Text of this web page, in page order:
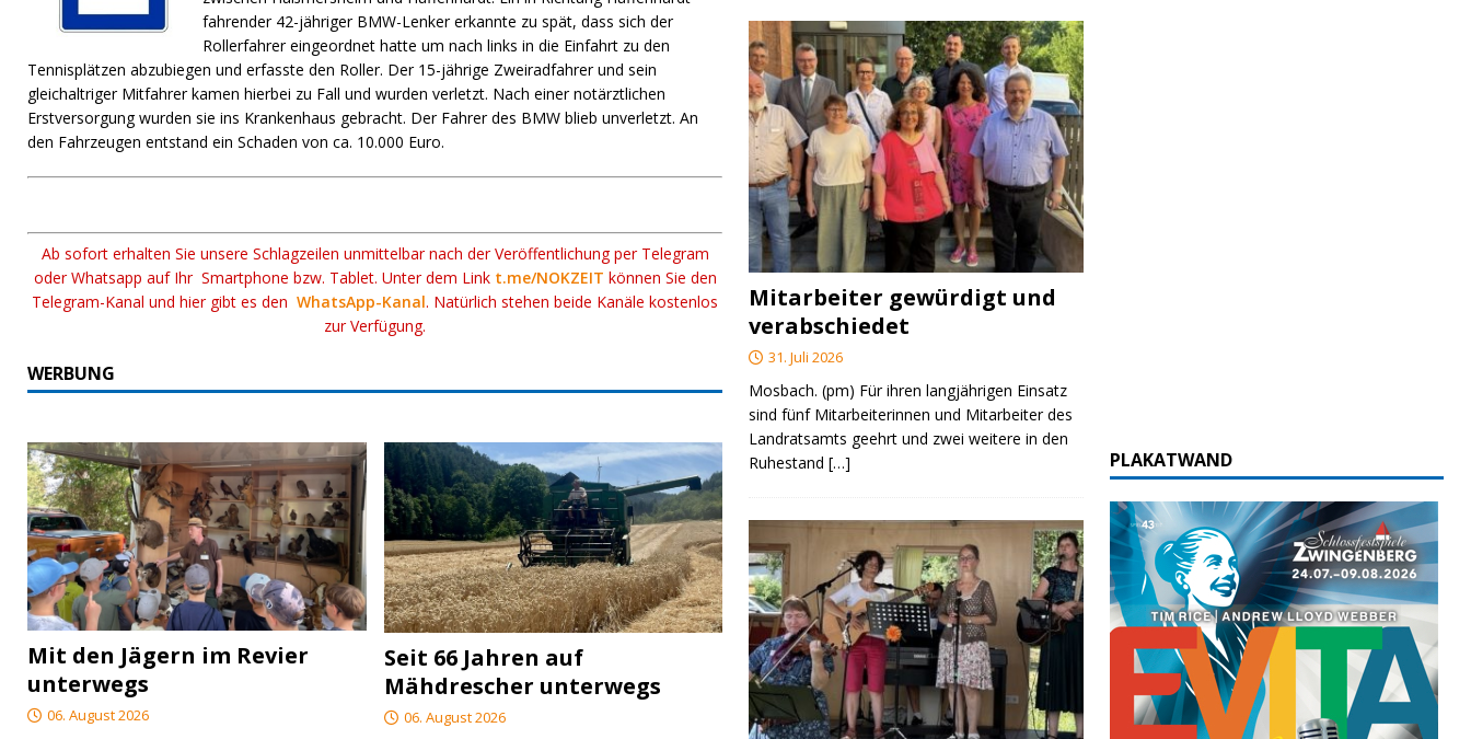
fahrender 42-jähriger BMW-Lenker erkannte zu spät, dass sich der
Rollerfahrer eingeordnet hatte um nach links in die Einfahrt zu den
Tennisplätzen abzubiegen und erfasste den Roller. Der 15-jährige Zweiradfahrer und sein
gleichaltriger Mitfahrer kamen hierbei zu Fall und wurden verletzt. Nach einer notärztlichen
Erstversorgung wurden sie ins Krankenhaus gebracht. Der Fahrer des BMW blieb unverletzt. An
den Fahrzeugen entstand ein Schaden von ca. 10.000 Euro.
Ab sofort erhalten Sie unsere Schlagzeilen unmittelbar nach der Veröffentlichung per Telegram
oder Whatsapp auf Ihr Smartphone bzw. Tablet. Unter dem Link t.me/NOKZEIT können Sie den
Telegram-Kanal und hier gibt es denWhatsApp-Kanal. Natürlich stehen beide Kanäle kostenlos
zur Verfügung.
WERBUNG
Mit den Jägern im Revier
unterwegs
06. August 2026
Seit 66 Jahren auf
Mähdrescher unterwegs
06. August 2026
Mitarbeiter gewürdigt und
verabschiedet
31. Juli 2026
Mosbach. (pm) Für ihren langjährigen Einsatz
sind fünf Mitarbeiterinnen und Mitarbeiter des
Landratsamts geehrt und zwei weitere in den
Ruhestand[…] PLAKATWAND